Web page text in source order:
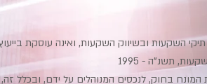
השקעות ובשיווק השקעות, ואינה עוסקת
בחוק, לנכסים המנוהלים על ידם, ובכלל